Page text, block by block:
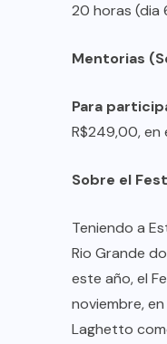
20 horas (dia
Mentorias
Para
R$249,00, en
Sobre el
Teniendo a
Rio Grande
este año, el
noviembre,
Laghetto